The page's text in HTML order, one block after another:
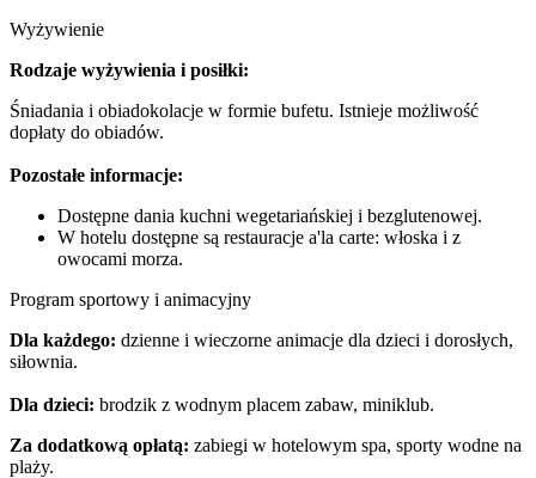
Wyżywienie
Rodzaje wyżywienia i posiłki:
Śniadania i obiadokolacje w formie bufetu. Istnieje możliwość
dopłaty do obiadów.
Pozostałe informacje:
Dostępne dania kuchni wegetariańskiej i bezglutenowej.
W hotelu dostępne są restauracje a'la carte: włoska i z
owocami morza.
Program sportowy i animacyjny
Dla każdego: dzienne i wieczorne animacje dla dzieci i dorosłych,
siłownia.
Dla dzieci: brodzik z wodnym placem zabaw, miniklub.
Za dodatkową opłatą: zabiegi w hotelowym spa, sporty wodne na
plaży.